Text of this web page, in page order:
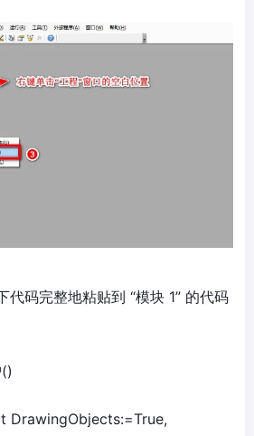
代码完整地粘贴到 “模块 1” 的代码
DrawingObjects:=True,